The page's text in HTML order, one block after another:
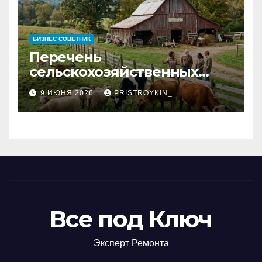
БИЗНЕС СОВЕТНИК
Перечень
сельскохозяйственных
животных и информация о
структуре
сельскохозяйственных
9 ИЮНЯ 2026 PRISTROYKIN_
Все под Ключ
Эксперт Ремонта